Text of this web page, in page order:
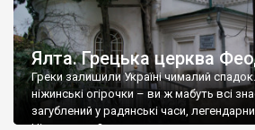
Ялта. Грецька церква
Греки залишили Україні чималий
ніжинські огірочки – ви ж мабуть всі
загублений у радянські часи,